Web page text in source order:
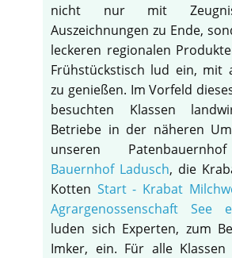
nicht nur mit
Auszeichnungen zu Ende,
leckeren regionalen
Frühstückstisch lud ein, mit
zu genießen. Im Vorfeld
besuchten Klassen
Betriebe in der näheren
unseren
Bauernhof Ladusch, die
Kotten Start - Krabat
Agrargenossenschaft See
luden sich Experten, zum
Imker, ein. Für alle